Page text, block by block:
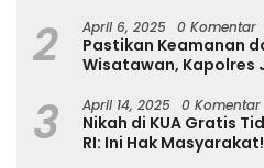
2 April 6, 2025 0 Komentar
Pastikan Keamanan
Wisatawan, Kapolres
3 April 14, 2025 0 Komentar
Nikah di KUA Gratis
RI: Ini Hak Masyarakat!